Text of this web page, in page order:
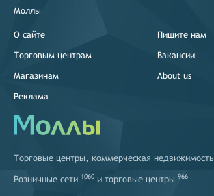
Моллы
О сайте
Торговым центрам
Магазинам
Реклама
Пишите нам
Вакансии
About us
Торговые центры, коммерческая недвижимость
Розничные сети 1060 и торговые центры 966